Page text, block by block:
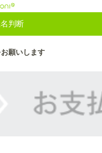
判断
願いします